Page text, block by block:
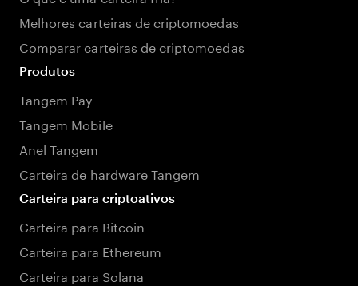
Melhores carteiras de criptomoedas
Comparar carteiras de criptomoedas
Produtos
Tangem Pay
Tangem Mobile
Anel Tangem
Carteira de hardware Tangem
Carteira para criptoativos
Carteira para Bitcoin
Carteira para Ethereum
Carteira para Solana